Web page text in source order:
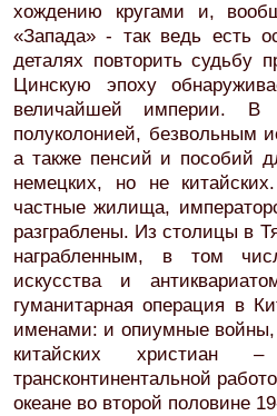
хождению кругами и,
«Запада» - так ведь есть
деталях повторить
Цинскую эпоху
величайшей империи. В
полуколонией, безвольным
а также пенсий и пособий
немецких, но не
частные жилища,
разграблены. Из столицы в
награбленным, в том
искусства и
гуманитарная операция в
именами: и опиумные войны,
китайских христиан
трансконтинентальной
океане во второй половине